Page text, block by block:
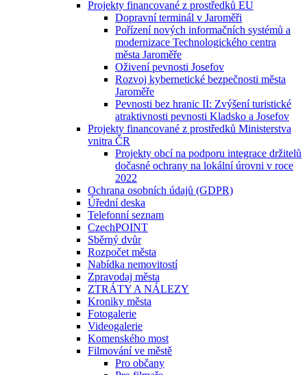
Projekty financované z prostředků EU
Dopravní terminál v Jaroměři
Pořízení nových informačních systémů a
modernizace Technologického centra
města Jaroměře
Oživení pevnosti Josefov
Rozvoj kybernetické bezpečnosti města
Jaroměře
Pevnosti bez hranic II: Zvýšení turistické
atraktivnosti pevnosti Kladsko a Josefov
Projekty financované z prostředků Ministerstva
vnitra ČR
Projekty obcí na podporu integrace držitelů
dočasné ochrany na lokální úrovni v roce
2022
Ochrana osobních údajů (GDPR)
Úřední deska
Telefonní seznam
CzechPOINT
Sběrný dvůr
Rozpočet města
Nabídka nemovitostí
Zpravodaj města
ZTRÁTY A NÁLEZY
Kroniky města
Fotogalerie
Videogalerie
Komenského most
Filmování ve městě
Pro občany